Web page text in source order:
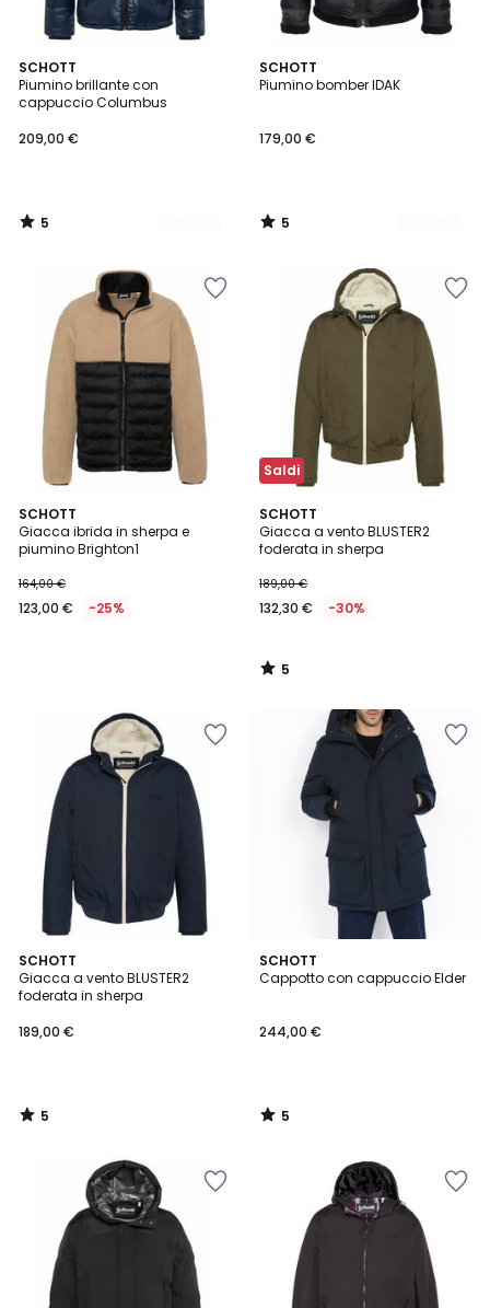
SCHOTT
Piumino brillante con
cappuccio Columbus
209,00 €
5
/
5
2
Colori
5
/
SCHOTT
Piumino bomber IDAK
179,00 €
5
/
2
Colori
5
/
SCHOTT
Giacca ibrida in sherpa e
piumino Brighton1
164,00 €
123,00 € -25%
Saldi
SCHOTT
Giacca a vento BLUSTER2
foderata in sherpa
189,00 €
132,30 € -30%
5
/
5
5
/
SCHOTT
Giacca a vento BLUSTER2
foderata in sherpa
189,00 €
5
/
5
5
/
SCHOTT
Cappotto con cappuccio Elder
244,00 €
5
/
5
/